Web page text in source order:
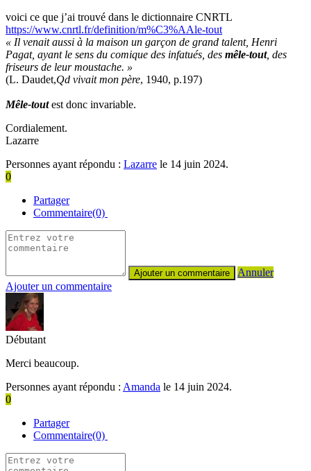
voici ce que j’ai trouvé dans le dictionnaire CNRTL
https://www.cnrtl.fr/definition/m%C3%AAle-tout
« Il venait aussi à la maison un garçon de grand talent, Henri
Pagat, ayant le sens du comique des infatués, des mêle-tout, des
friseurs de leur moustache. »
(L. Daudet,Qd vivait mon père, 1940, p.197)
Mêle-toutest donc invariable.
Cordialement.
Lazarre
Personnes ayant répondu : Lazarre le 14 juin 2024.
0
Partager
Commentaire(0)
Annuler
Ajouter un commentaire
Débutant
Merci beaucoup.
Personnes ayant répondu : Amanda le 14 juin 2024.
0
Partager
Commentaire(0)